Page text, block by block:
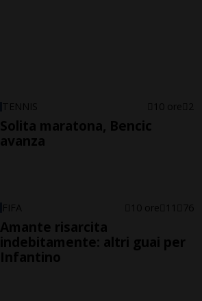
TENNIS 10 ore 2
Solita maratona, Bencic
avanza
FIFA 10 ore 11 76
Amante risarcita
indebitamente: altri guai per
Infantino